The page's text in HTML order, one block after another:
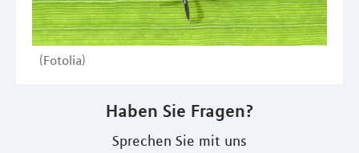
(Fotolia)
Haben Sie Fragen?
Sprechen Sie mit uns